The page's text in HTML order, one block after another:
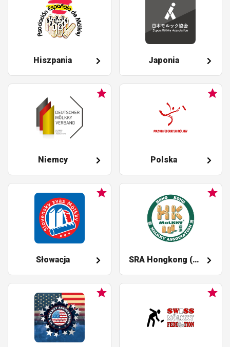
Hiszpania Japonia
Niemcy Polska
Słowacja SRA Hongkong (Chiny)